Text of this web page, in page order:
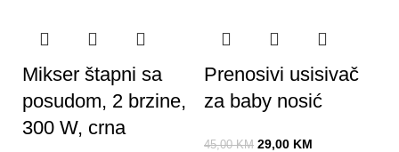
Mikser štapni sa
posudom, 2 brzine,
300 W, crna
Prenosivi usisivač
za baby nosić
45,00KM 29,00 KM